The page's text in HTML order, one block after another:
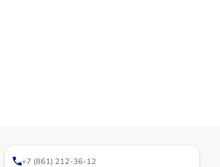
+7 (861) 212-36-12